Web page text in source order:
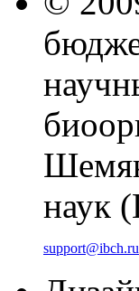
наук
support@ibch.ru